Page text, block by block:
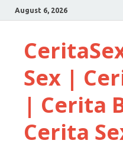
August 6, 2026
Sex |
| Cerita
Cerita